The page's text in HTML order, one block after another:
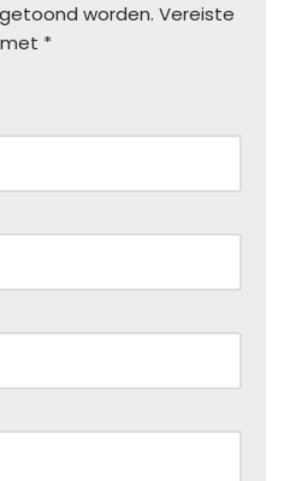
worden. Vereiste
*